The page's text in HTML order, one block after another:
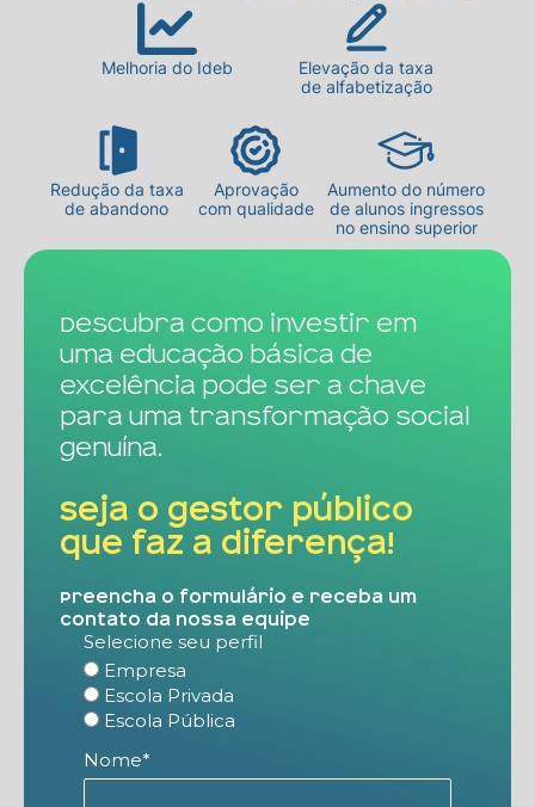
Melhoria do Ideb
Elevação da taxa
de alfabetização
Redução da taxa
de abandono
Aprovação
com qualidade
Aumento do número
de alunos ingressos
no ensino superior
Descubra como investir em
uma educação básica de
excelência pode ser a chave
para uma transformação social
genuína.
Seja o gestor público
que faz a diferença!
Preencha o formulário e receba um
contato da nossa equipe
Selecione seu perfil
Empresa
Escola Privada
Escola Pública
Nome*